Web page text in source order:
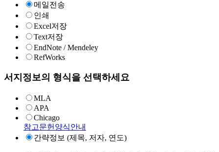
메일전송
인쇄
Excel저장
Text저장
EndNote / Mendeley
RefWorks
서지정보의 형식을 선택하세요
MLA
APA
Chicago
참고문헌양식안내
간략정보 (제목, 저자, 연도)